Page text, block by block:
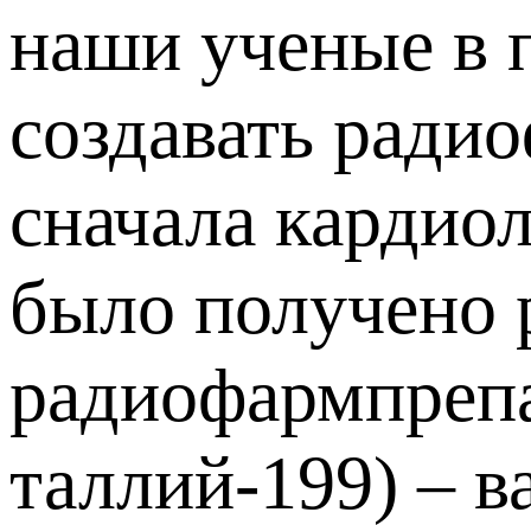
наши ученые в
создавать
сначала
было получено
таллий-199) –